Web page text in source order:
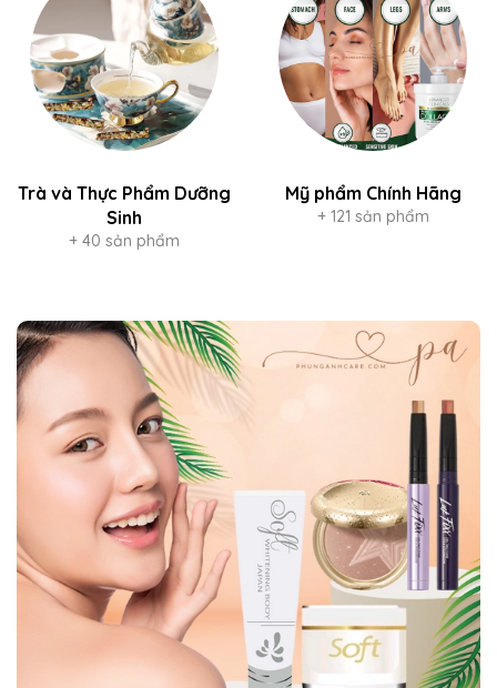
Trà và Thực Phẩm Dưỡng
Sinh
+ 40 sản phẩm
Mỹ phẩm Chính Hãng
+ 121 sản phẩm